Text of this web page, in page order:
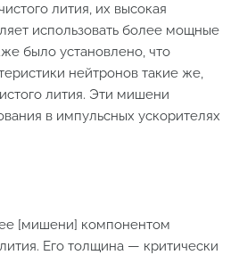
лития, их высокая
использовать более мощные
было установлено, что
нейтронов такие же,
лития. Эти мишени
в импульсных ускорителях
[мишени] компонентом
Его толщина — критически